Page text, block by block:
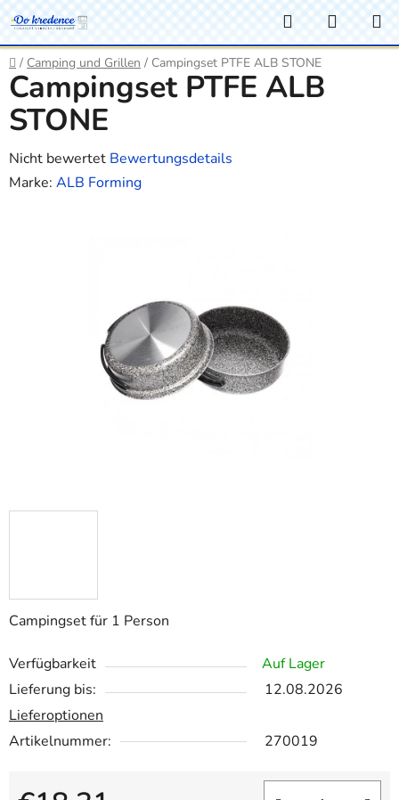
Zum
Inhalt
springen
Suchen
Startseite
/ Camping und Grillen / Campingset PTFE ALB STONE
Campingset für 1 Person
Verfügbarkeit
Auf Lager
Lieferung bis:
12.08.2026
Lieferoptionen
Artikelnummer:
270019
Campingset PTFE ALB
STONE
Die
durchschnittliche
Nicht bewertet Bewertungsdetails
Marke: ALB Forming